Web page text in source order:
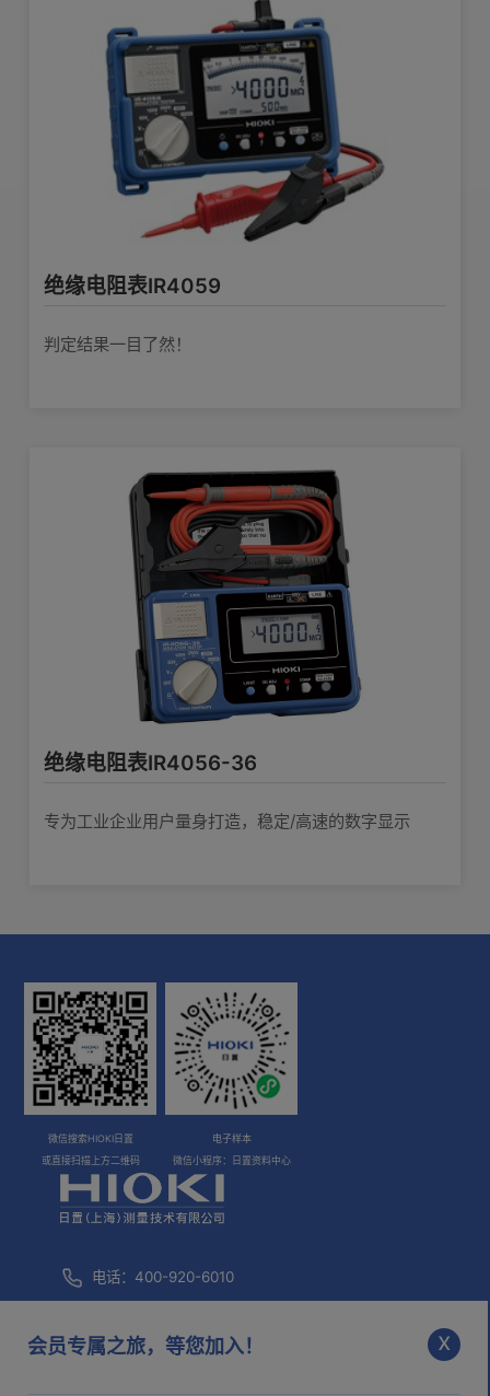
会员专属之旅，等您加入！ x
绝缘电阻表IR4059
判定结果一目了然！
绝缘电阻表IR4056-36
专为工业企业用户量身打造，稳定/高速的数字显示
微信搜索HIOKI日置
或直接扫描上方二维码
电子样本
微信小程序：日置资料中心
电话：400-920-6010
市场部邮箱：mkt@hioki.com.cn